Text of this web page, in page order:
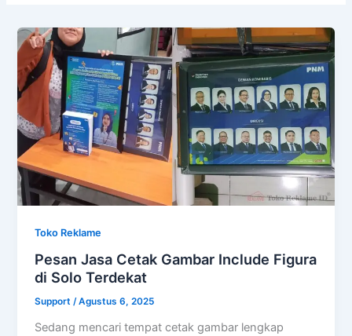
Toko Reklame
Pesan Jasa Cetak Gambar Include Figura
di Solo Terdekat
Support/Agustus 6, 2025
Sedang mencari tempat cetak gambar lengkap